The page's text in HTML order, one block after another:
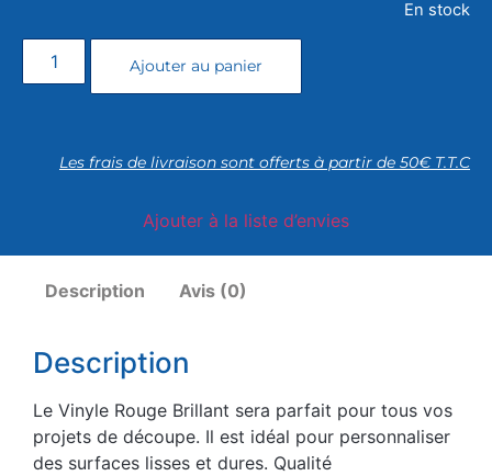
En stock
Ajouter au panier
Les frais de livraison sont offerts à partir de 50€ T.T.C
Ajouter à la liste d’envies
Description Avis (0)
Description
Le Vinyle Rouge Brillant sera parfait pour tous vos
projets de découpe. Il est idéal pour personnaliser
des surfaces lisses et dures. Qualité